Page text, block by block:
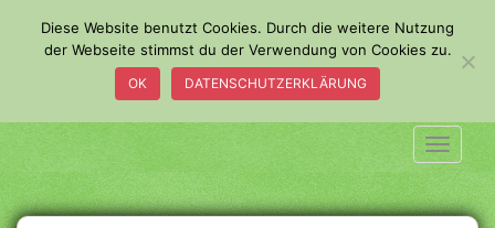
o
m
a
i
Diese Website benutzt Cookies. Durch die weitere Nutzung
der Webseite stimmst du der Verwendung von Cookies zu.
OK DATENSCHUTZERKLÄRUNG